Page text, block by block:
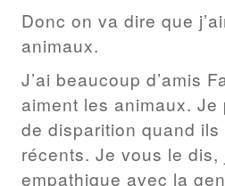
Donc on va dire que
animaux.
J’ai beaucoup d’amis
aiment les animaux.
de disparition quand
récents. Je vous le dis,
empathique avec la